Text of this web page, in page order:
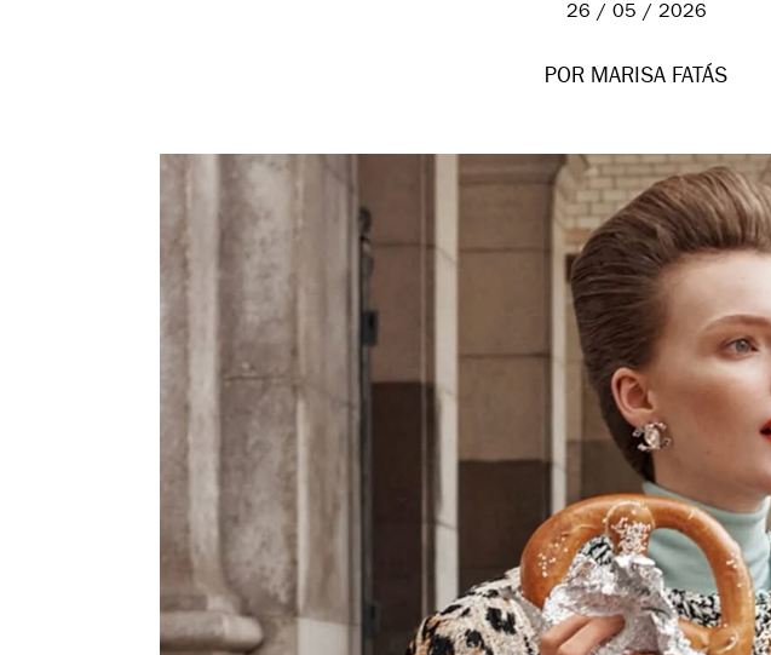
26 / 05 / 2026
POR MARISA FATÁS